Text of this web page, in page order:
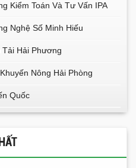
Kiểm Toán Và Tư Vấn IPA
Nghệ Số Minh Hiếu
Hải Phương
Nông Hải Phòng
Quốc